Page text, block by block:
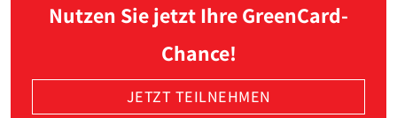
Nutzen Sie jetzt Ihre GreenCard-
Chance!
JETZT TEILNEHMEN